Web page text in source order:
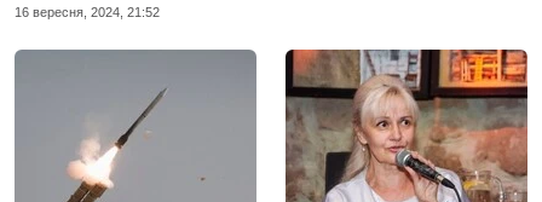
16 вересня, 2024, 21:52